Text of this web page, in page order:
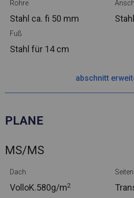
Rohre
Stahl ca. fi 50 mm
Fuß
Stahl für 14 cm
abschnitt
PLANE
MS/MS
Dach
VolloK.580g/m2
Seiten